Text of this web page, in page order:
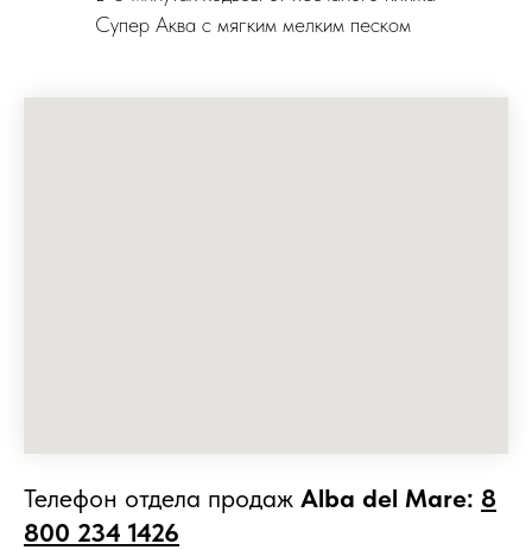
Супер Аква с мягким мелким песком
Телефон отдела продаж Alba del Mare: 8
800 234 1426